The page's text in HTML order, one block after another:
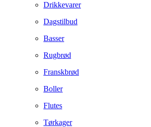
Drikkevarer
Dagstilbud
Basser
Rugbrød
Franskbrød
Boller
Flutes
Tørkager